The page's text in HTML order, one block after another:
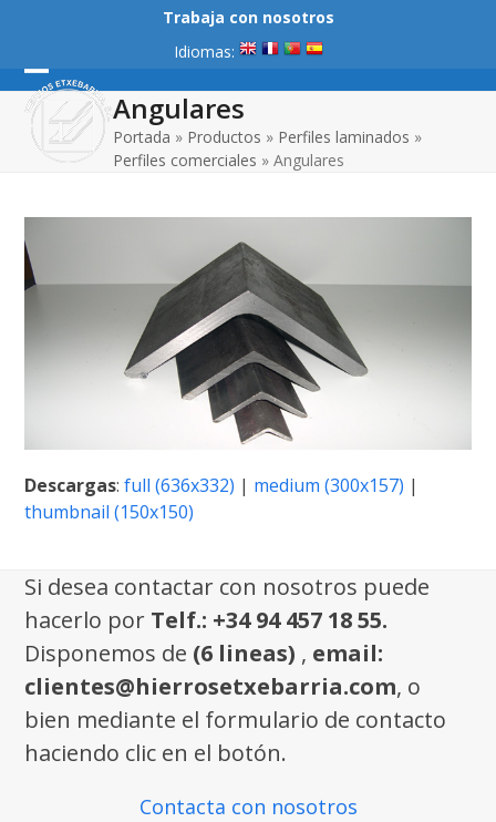
content
Trabaja con nosotros
Idiomas:
Open
mobile
menu
Close
mobile
menu
Angulares
Portada » Productos » Perfiles laminados »
Perfiles comerciales »Angulares
Descargas:full (636x332) | medium (300x157) |
thumbnail (150x150)
Si desea contactar con nosotros puede
hacerlo por Telf.: +34 94 457 18 55.
Disponemos de (6 lineas) , email:
clientes@hierrosetxebarria.com, o
bien mediante el formulario de contacto
haciendo clic en el botón.
Contacta con nosotros